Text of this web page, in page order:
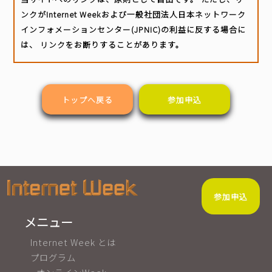
ンクがInternet Weekおよび一般社団法人日本ネットワーク
インフォメーションセンター(JPNIC)の利益に反する場合に
は、 リンクをお断りすることがあります。
トップへ戻る 参加申込
メニュー
Internet Week とは
プログラム
参加申込